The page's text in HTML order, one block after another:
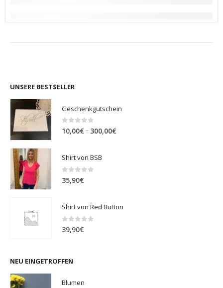
UNSERE BESTSELLER
Geschenkgutschein
0out of 5
10,00€ – 300,00€
Shirt von BSB
0out of 5
35,90€
Shirt von Red Button
0 out of 5
39,90€
NEU EINGETROFFEN
Blumen